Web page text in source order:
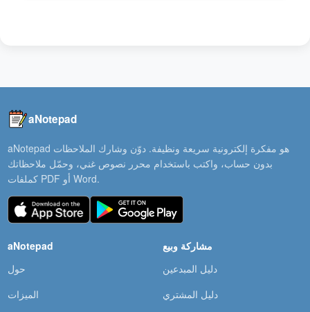
aNotepad
aNotepad هو مفكرة إلكترونية سريعة ونظيفة. دوّن وشارك الملاحظات
بدون حساب، واكتب باستخدام محرر نصوص غني، وحمّل ملاحظاتك
كملفات PDF أو Word.
aNotepad
حول
الميزات
مشاركة وبيع
دليل المبدعين
دليل المشتري